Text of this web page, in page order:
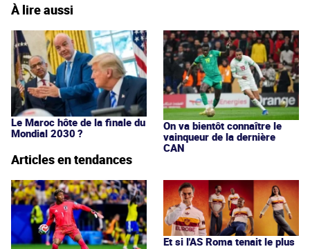
À lire aussi
Le Maroc hôte de la finale du
Mondial 2030 ?
On va bientôt connaître le
vainqueur de la dernière
CAN
Articles en tendances
Et si l'AS Roma tenait le plus